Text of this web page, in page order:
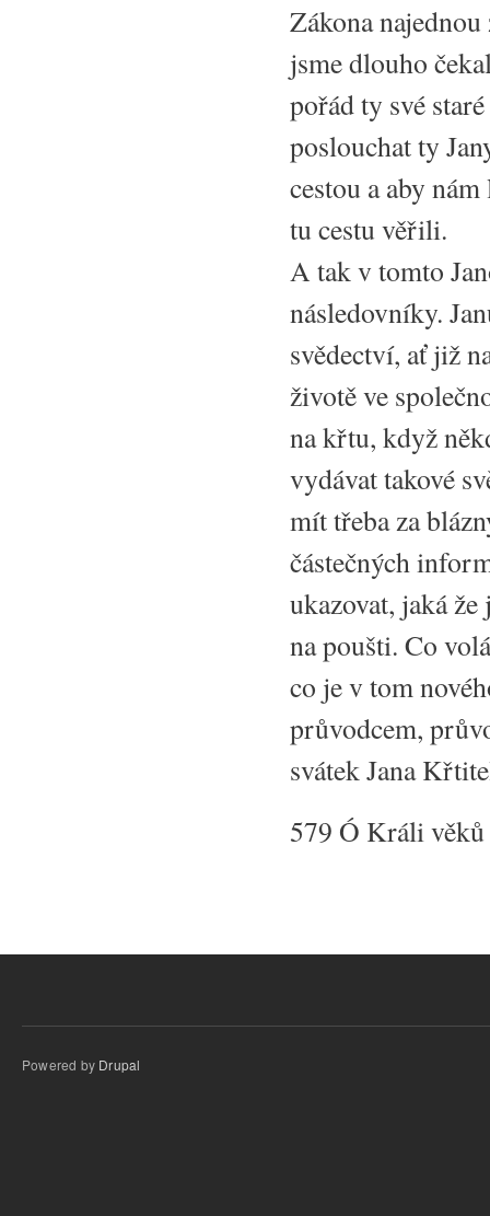
Zákona
jsme dlouho
pořád ty své
poslouchat ty
cestou a aby
tu cestu věřili.
A tak v tomto
následovníky.
svědectví, ať již
životě ve
na křtu, když
vydávat takové
mít třeba za
částečných
ukazovat, jaká
na poušti. Co
co je v tom
průvodcem,
svátek Jana
579 Ó Králi věků
Powered by Drupal